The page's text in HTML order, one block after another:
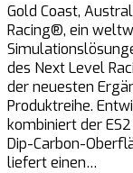
Gold Coast,
Racing®, ein
des Next Level
der neuesten
Produktreihe.
kombiniert der
Dip-Carbon-
liefert einen…